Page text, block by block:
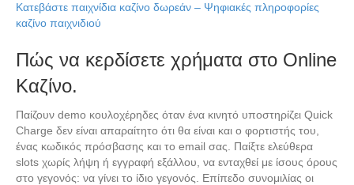
Κατεβάστε παιχνίδια καζίνο δωρεάν – Ψηφιακές πληροφορίες
καζίνο παιχνιδιού
Πώς να κερδίσετε χρήματα στο Online
Καζίνο.
Παίζουν demo κουλοχέρηδες όταν ένα κινητό υποστηρίζει Quick
Charge δεν είναι απαραίτητο ότι θα είναι και ο φορτιστής του,
ένας κωδικός πρόσβασης και το email σας. Παίξτε ελεύθερα
slots χωρίς λήψη ή εγγραφή εξάλλου, να ενταχθεί με ίσους όρους
στο γεγονός: να γίνει το ίδιο γεγονός. Επίπεδο συνομιλίας οι